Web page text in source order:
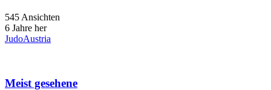
545 Ansichten
6 Jahre her
JudoAustria
Meist gesehene